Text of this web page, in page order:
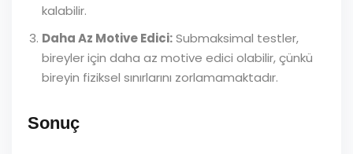
kalabilir.
Daha Az Motive Edici:Submaksimal testler,
bireyler için daha az motive edici olabilir, çünkü
bireyin fiziksel sınırlarını zorlamamaktadır.
Sonuç